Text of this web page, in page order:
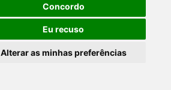
Concordo
Eu recuso
Alterar as minhas preferências